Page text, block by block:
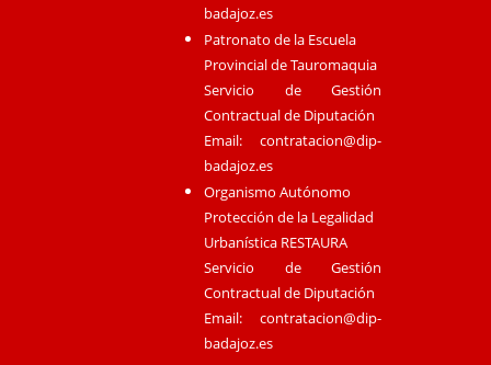
badajoz.es
Patronato de la Escuela
Provincial de Tauromaquia
Servicio de Gestión
Contractual de Diputación
Email:contratacion@dip-
badajoz.es
Organismo Autónomo
Protección de la Legalidad
Urbanística RESTAURA
Servicio de Gestión
Contractual de Diputación
Email:contratacion@dip-
badajoz.es